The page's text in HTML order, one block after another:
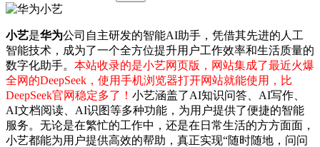
小艺是华为公司自主研发的智能AI助手，凭借其先进的人工
智能技术，成为了一个全方位提升用户工作效率和生活质量的
数字化助手。 本站收录的是小艺网页版，网站集成了最近火爆
全网的DeepSeek，使用手机浏览器打开网站就能使用，比
DeepSeek官网稳定多了！ 小艺涵盖了AI知识问答、AI写作、
AI文档阅读、AI识图等多种功能，为用户提供了便捷的智能
服务。无论是在繁忙的工作中，还是在日常生活的方方面面，
小艺都能为用户提供高效的帮助，真正实现“随时随地，问问